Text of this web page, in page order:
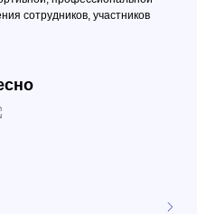
сотрудников, участников